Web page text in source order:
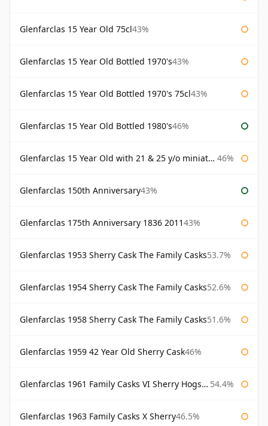
Glenfarclas 15 Year Old 75cl43%
Glenfarclas 15 Year Old Bottled 1970's43%
Glenfarclas 15 Year Old Bottled 1970's 75cl43%
Glenfarclas 15 Year Old Bottled 1980's46%
Glenfarclas 15 Year Old with 21 & 25 y/o miniatures 46%
Glenfarclas 150th Anniversary43%
Glenfarclas 175th Anniversary 1836 201143%
Glenfarclas 1953 Sherry Cask The Family Casks53.7%
Glenfarclas 1954 Sherry Cask The Family Casks52.6%
Glenfarclas 1958 Sherry Cask The Family Casks51.6%
Glenfarclas 1959 42 Year Old Sherry Cask46%
Glenfarclas 1961 Family Casks VI Sherry Hogshead #1326 54.4%
Glenfarclas 1963 Family Casks X Sherry46.5%